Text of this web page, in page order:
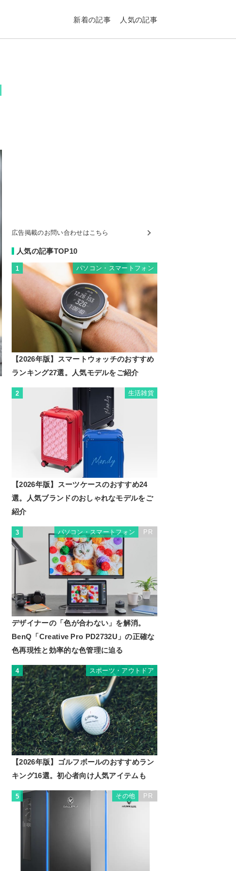
新着の記事 人気の記事
広告掲載のお問い合わせはこちら
人気の記事TOP10
1 パソコン・スマートフォン
【2026年版】スマートウォッチのおすすめ
ランキング27選。人気モデルをご紹介
2 生活雑貨
【2026年版】スーツケースのおすすめ24
選。人気ブランドのおしゃれなモデルをご
紹介
3 パソコン・スマートフォン PR
デザイナーの「色が合わない」を解消。
BenQ「Creative Pro PD2732U」の正確な
色再現性と効率的な色管理に迫る
4 スポーツ・アウトドア
【2026年版】ゴルフボールのおすすめラン
キング16選。初心者向け人気アイテムも
5 その他 PR